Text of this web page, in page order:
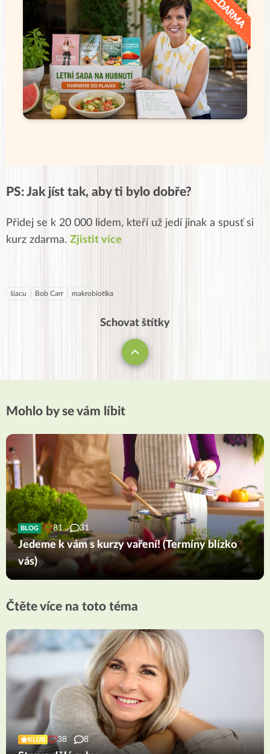
PS: Jak jíst tak, aby ti bylo dobře?
Přidej se k 20 000 lidem, kteří už jedí jinak a spusť si
kurz zdarma. Zjistit více
šiacu Bob Carr makrobiotika
Schovat štítky
Mohlo by se vám líbit
BLOG 81 31
Jedeme k vám s kurzy vaření! (Termíny blízko
vás)
Čtěte více na toto téma
KLUB 38 8